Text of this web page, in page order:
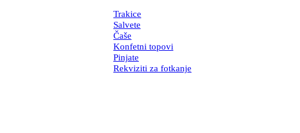
Trakice
Salvete
Čaše
Konfetni topovi
Pinjate
Rekviziti za fotkanje